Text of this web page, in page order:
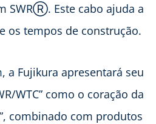
SWRⓇ. Este cabo ajuda a
os tempos de construção.
a Fujikura apresentará seu
WTC” como o coração da
combinado com produtos